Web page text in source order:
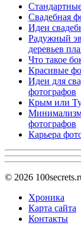
Свадебная
Идеи
Радужный
деревьев
Что такое
Красивые
Идеи для
фотографов
Крым или
Минимализм
фотографов
Карьера
© 2026
Хроника
Карта сайта
Контакты